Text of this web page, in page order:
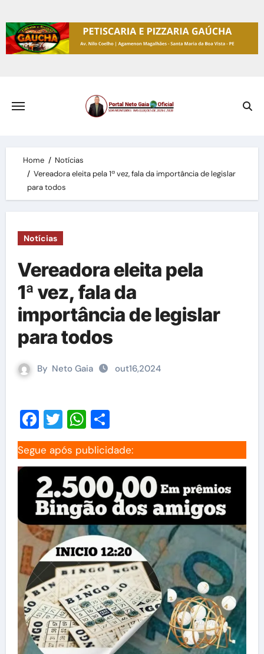
to
content
Home
Notícias
Vereadora eleita pela 1ª vez, fala da importância de legislar
para todos
Notícias
Vereadora eleita pela
1ª vez, fala da
importância de legislar
para todos
By Neto Gaia out16,2024
Facebook
TwitterWhatsApp
Share
Segue após publicidade: